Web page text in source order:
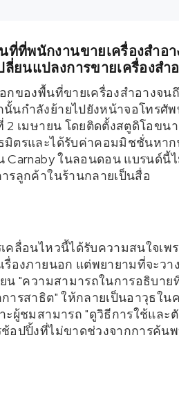
ที่ที่พนักงานขายเครื่องสำอา
ลี่ยนแปลงการขายเครื่องสำ
อกของพื้นที่ขายเครื่องสำอางจ
นกำลังย้ายไปยังหน้าจอโทรศั
2 เมษายน โดยติดตั้งสตูดิโอขน
ตรและได้รับค่าคอมมิชชั่นหาก
Carnaby ในลอนดอน แบรนด์นี้
รลูกค้าในร้านกลายเป็นสื่อ
คลื่อนไหวนี้ได้รับความสนใจเ
รื่องภายนอก แต่พยายามที่จะว
น "ความสามารถในการอธิบา
ารสาธิต" ให้กลายเป็นอาวุธใ
ะผู้ชมสามารถ "ดูวิธีการใช้และ
ช้อปปิ้งที่ไม่ขาดช่วงจากการค้น